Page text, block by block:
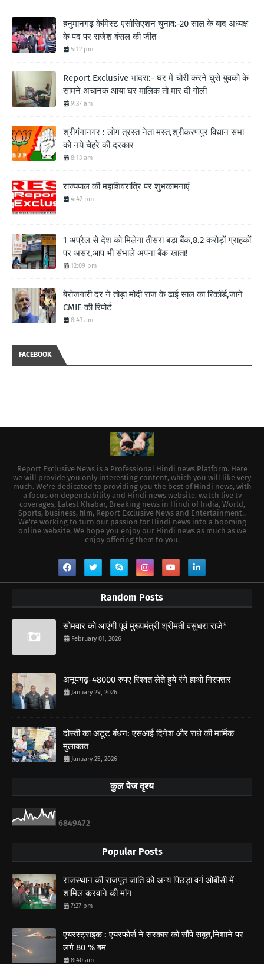
हनुमानगढ़ केमिस्ट एसोसिएशन चुनाव:-20 साल के बाद अध्यक्ष
के पद पर राजेश बंसल की जीत
5:12 pm
Report Exclusive भादरा:- घर में चोरी करने घुसे युवको के
सामने अचानक आया घर मालिक तो मार दी गोली
9:37 am
श्रीगंगानगर : लोग त्रस्त नेता मस्त,श्रीकरणपुर विधान सभा
को नये चेहरे की दरकार
8:13 am
राज्यपाल की महाशिवरात्रि पर शुभकामनाएं
4:42 pm
1 अप्रैल से देश को मिलेगा तीसरा बड़ा बैंक,8.2 करोड़ों ग्राहकों
पर असर,आप भी संभाले अपना बैंक खाता!
12:09 pm
बेरोजगारी दर ने तोड़ा मोदी राज के ढाई साल का रिकॉर्ड,जाने
CMIE की रिपोर्ट
8:43 am
FACEBOOK
Report Exclusive News is a Professional Hindi news Platform. Here
we will provide you only interesting content, which you will like very
much. We're dedicated to providing you the best of Hindi news, with
a focus on dependability and Hindi news website, watch live tv
coverages, Latest Khabar, Breaking news in Hindi of India, World,
Sports, business, film, Report Exclusive News and Entertainment..
We're working to turn our passion for Hindi news into a booming
online website. We hope you enjoy our Hindi news as much as we
enjoy offering them to you.
Random Posts
सोमवार को आएंगी पूर्व मुख्यमंत्री श्रीमती वसुंधरा राजे*
February 01, 2026
अनूपगढ़-48000 रुपए रिश्वत लेते हुये रंगे हाथो गिरफ्तार
January 29, 2026
दोस्ती का अटूट बंधन: एसआई दिनेश और राधे की मार्मिक
मुलाकात
January 25, 2026
कुल पेज दृश्य
6849472
Popular Posts
राजस्थान की राजपूत जाति को अन्य पिछड़ा वर्ग ओबीसी में
शामिल करवाने की मांग
7:27 pm
एयरस्ट्राइक : एयरफोर्स ने सरकार को सौंपे सबूत,निशाने पर
लगे 80 % बम
8:40 am